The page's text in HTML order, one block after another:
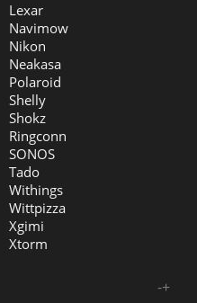
Lexar
Navimow
Nikon
Neakasa
Polaroid
Shelly
Shokz
Ringconn
SONOS
Tado
Withings
Wittpizza
Xgimi
Xtorm
+
-